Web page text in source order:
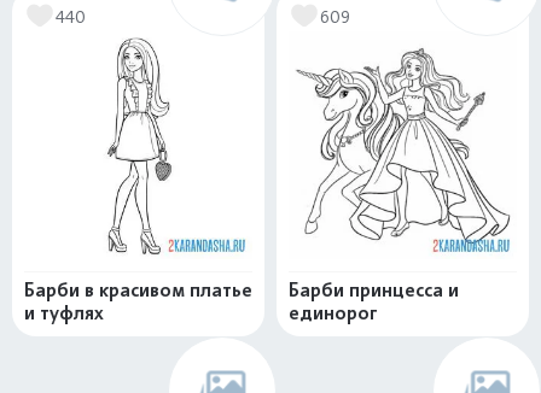
440
Барби в красивом платье
и туфлях
609
Барби принцесса и
единорог